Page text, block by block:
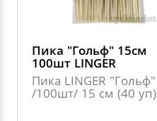
Пика "Гольф" 15см
100шт LINGER
Пика LINGER "Гольф"
/100шт/ 15 см (40 уп)